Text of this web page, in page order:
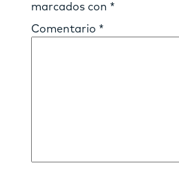
marcados con *
Comentario *